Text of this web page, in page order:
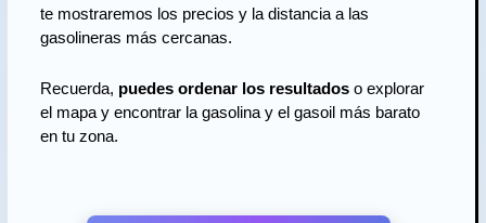
te mostraremos los precios y la distancia a las
gasolineras más cercanas.
Recuerda, puedes ordenar los resultados o explorar
el mapa y encontrar la gasolina y el gasoil más barato
en tu zona.